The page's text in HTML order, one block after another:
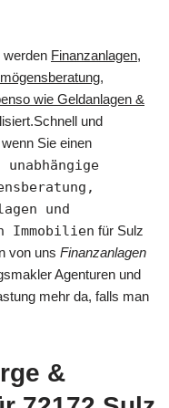
werden Finanzanlagen,
wie Geldanlagen &
und
Sie einen
unabhängige
und
Immobilien für Sulz
von uns Finanzanlagen
Agenturen und
mehr da, falls man
&